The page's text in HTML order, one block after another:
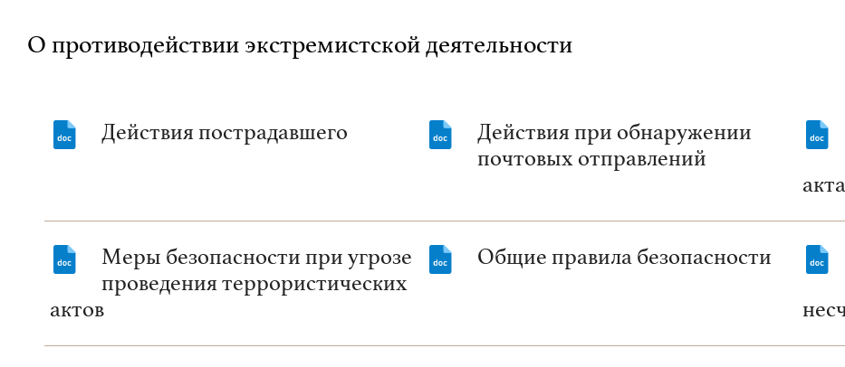
О противодействии экстремистской деятельности
Действия пострадавшего
Действия при обнаружении
почтовых отправлений
Меры безопасности при угрозе
проведения террористических
актов
Общие правила безопасности